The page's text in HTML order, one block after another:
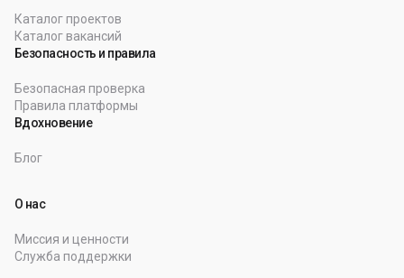
Каталог проектов
Каталог вакансий
Безопасность и правила
Безопасная проверка
Правила платформы
Вдохновение
Блог
О нас
Миссия и ценности
Служба поддержки